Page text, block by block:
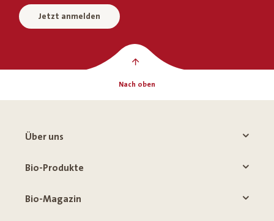
Jetzt anmelden
Nach oben
Über uns
Bio-Produkte
Bio-Magazin